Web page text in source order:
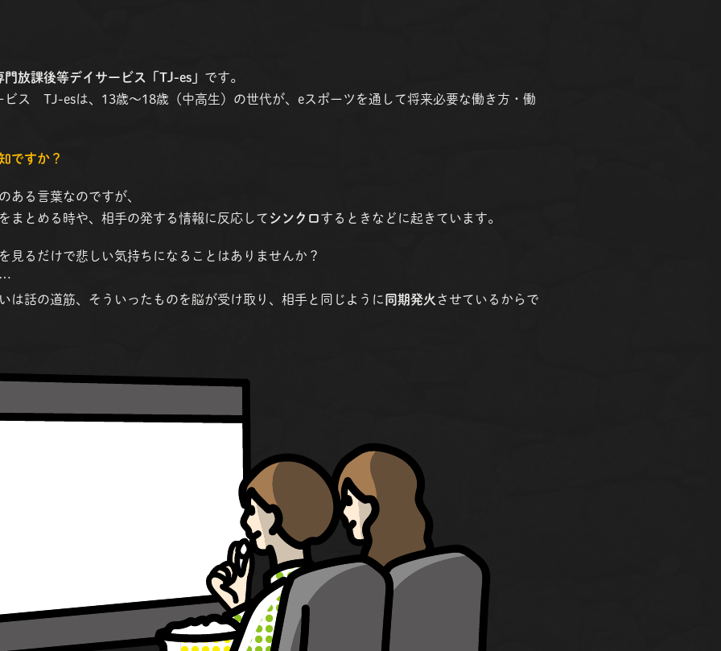
門放課後等デイサービス「TJ-es」 です。
ビス TJ-esは、13歳〜18歳（中高生）の世代が、eスポーツを通して将来必要な働き方・働
ですか？
ある言葉なのですが、
まとめる時や、相手の発する情報に反応して シンクロするときなどに起きています。
見るだけで悲しい気持ちになることはありませんか？
…
は話の道筋、そういったものを脳が受け取り、相手と同じように 同期発火 させているからで